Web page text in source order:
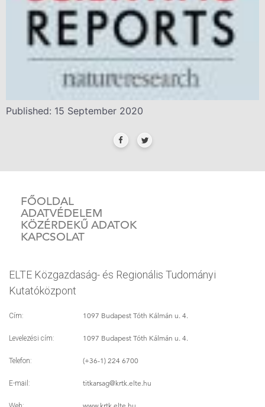
Published: 15 September 2020
FŐOLDAL
ADATVÉDELEM
KÖZÉRDEKŰ ADATOK
KAPCSOLAT
ELTE Közgazdaság- és Regionális Tudományi
Kutatóközpont
Cím: 1097 Budapest Tóth Kálmán u. 4.
Levelezési cím: 1097 Budapest Tóth Kálmán u. 4.
Telefon: (+36-1) 224 6700
E-mail: titkarsag@krtk.elte.hu